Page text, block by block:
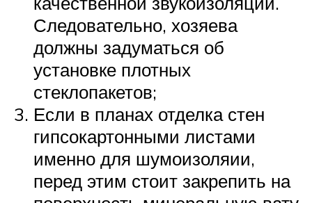
Следовательно, хозяева
должны задуматься об
установке плотных
стеклопакетов;
Если в планах отделка стен
гипсокартонными листами
именно для шумоизоляии,
перед этим стоит закрепить на